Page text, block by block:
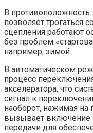
В противоположность
позволяет трогаться
сцепления работают
без проблем
например, зимой.
В автоматическом
процесс
акселератора, что
сигнал к
наоборот, нажимая на
вызывает включение
передачи для